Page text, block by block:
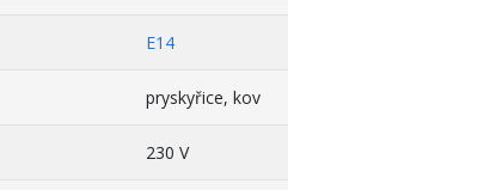
E14
pryskyřice, kov
230 V